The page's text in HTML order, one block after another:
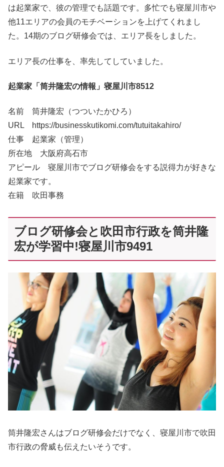
は起業家で、彼の管理でも話題です。多忙でも寝屋川市や
他11エリアの会員のモチベーションを上げてくれまし
た。14期のブログ研修会では、エリア長をしました。
エリア長の仕事を、率先してしていました。
起業家「筒井隆宏の情報」寝屋川市8512
名前 筒井隆宏（つついたかひろ）
URL https://businesskutikomi.com/tutuitakahiro/
仕事 起業家（管理）
所在地 大阪府高石市
アピール 寝屋川市でブログ研修会をする説得力が好きな
起業家です。
在籍 吹田事務
ブログ研修会と吹田市行政を筒井隆
宏が学習中!寝屋川市9491
筒井隆宏さんはブログ研修会だけでなく、寝屋川市で吹田
市行政の脅威も伝えたいそうです。